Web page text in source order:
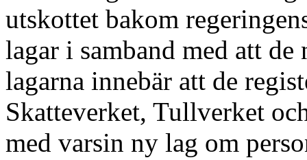
utskottet bakom
lagar i samband med att
lagarna innebär att de
Skatteverket, Tullverket
med varsin ny lag om